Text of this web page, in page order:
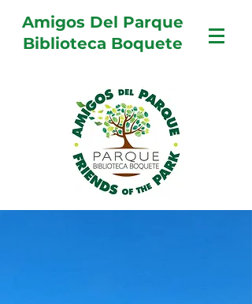
Amigos Del Parque
Biblioteca Boquete